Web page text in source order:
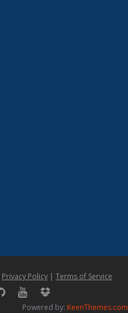
Privacy Policy | Terms of Service
Powered by: KeenThemes.com